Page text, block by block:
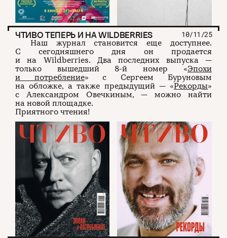
ЧТИВО ТЕПЕРЬ И НА WILDBERRIES 10/11/25
Наш журнал становится еще доступнее.
С сегодняшнего дня он продается
и на Wildberries. Два последних выпуска —
только вышедший 8-й номер «Эпохи
и потребление» с Сергеем Буруновым
на обложке, а также предыдущий — «Рекорды»
с Александром Овечкиным, — можно найти
на новой площадке.
Приятного чтения!